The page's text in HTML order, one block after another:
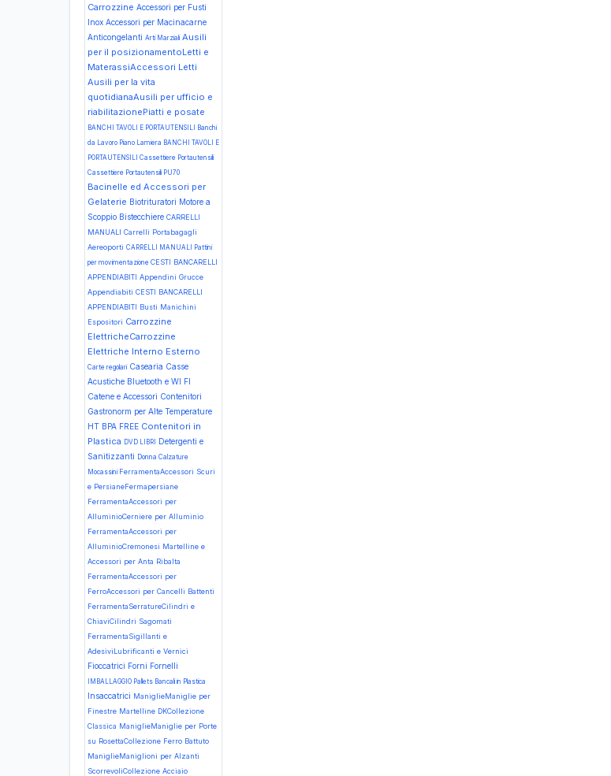
Carrozzine Accessori per Fusti
Inox Accessori per Macinacarne
Anticongelanti Arti Marziali Ausili
per il posizionamentoLetti e
MaterassiAccessori Letti
Ausili per la vita
quotidianaAusili per ufficio e
riabilitazionePiatti e posate
BANCHI TAVOLI E PORTAUTENSILI Banchi
da Lavoro Piano Lamiera BANCHI TAVOLI E
PORTAUTENSILI Cassettiere Portautensili
Cassettiere Portautensili PU70
Bacinelle ed Accessori per
Gelaterie Biotrituratori Motore a
Scoppio Bistecchiere CARRELLI
MANUALI Carrelli Portabagagli
Aereoporti CARRELLI MANUALI Pattini
per movimentazione CESTI BANCARELLI
APPENDIABITI Appendini Grucce
Appendiabiti CESTI BANCARELLI
APPENDIABITI Busti Manichini
Espositori Carrozzine
ElettricheCarrozzine
Elettriche Interno Esterno
Carte regolari Casearia Casse
Acustiche Bluetooth e WI FI
Catene e Accessori Contenitori
Gastronorm per Alte Temperature
HT BPA FREE Contenitori in
Plastica DVD LIBRI
Detergenti e
Sanitizzanti Donna Calzature
Mocassini FerramentaAccessori Scuri
e PersianeFermapersiane
FerramentaAccessori per
AlluminioCerniere per Alluminio
FerramentaAccessori per
AlluminioCremonesi Martelline e
Accessori per Anta Ribalta
FerramentaAccessori per
FerroAccessori per Cancelli Battenti
FerramentaSerratureCilindri e
ChiaviCilindri Sagomati
FerramentaSigillanti e
AdesiviLubrificanti e Vernici
Fioccatrici Forni Fornelli
IMBALLAGGIO Pallets Bancali in Plastica
Insaccatrici ManiglieManiglie per
Finestre Martelline DKCollezione
Classica ManiglieManiglie per Porte
su RosettaCollezione Ferro Battuto
ManiglieManiglioni per Alzanti
ScorrevoliCollezione Acciaio